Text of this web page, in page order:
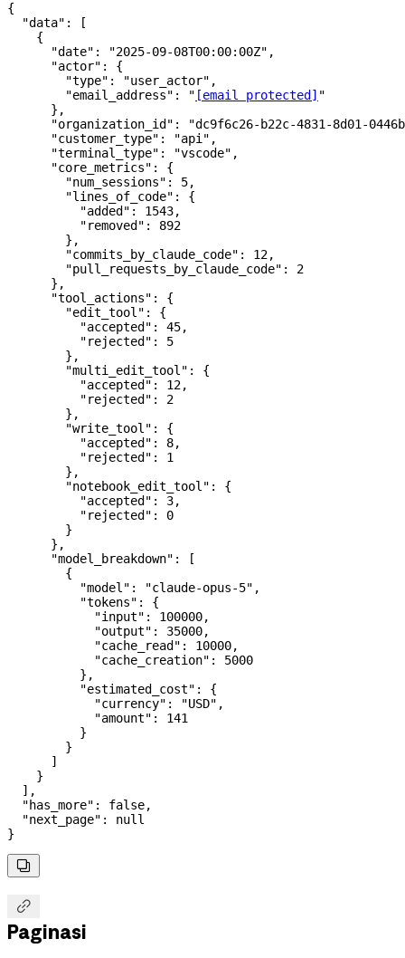
{
  "data"
: [
    {
      "date"
: "2025-09-08T00:00:00Z" ,
      "actor"
: {
        "type"
: "user_actor" ,
        "email_address"
: " [email protected] "
      },
      "organization_id"
:
"dc9f6c26-b22c-4831-8d01-
      "customer_type"
: "api" ,
      "terminal_type"
: "vscode" ,
      "core_metrics"
: {
        "num_sessions"
: 5,
        "lines_of_code"
: {
          "added"
: 1543,
          "removed"
: 892
        },
        "commits_by_claude_code"
: 12,
        "pull_requests_by_claude_code"
: 2
      },
      "tool_actions"
: {
        "edit_tool"
: {
          "accepted"
: 45,
          "rejected"
: 5
        },
        "multi_edit_tool"
: {
          "accepted"
: 12,
          "rejected"
: 2
        },
        "write_tool"
: {
          "accepted"
: 8,
          "rejected"
: 1
        },
        "notebook_edit_tool"
: {
          "accepted"
: 3,
          "rejected"
: 0
        }
      },
      "model_breakdown"
: [
        {
          "model"
: "claude-opus-5" ,
          "tokens"
: {
            "input"
: 100000,
            "output"
: 35000,
            "cache_read"
: 10000,
            "cache_creation"
: 5000
          },
          "estimated_cost"
: {
            "currency"
: "USD" ,
            "amount"
: 141
          }
        }
      ]
    }
  ],
  "has_more"
: false,
  "next_page"
: null
}


Paginasi